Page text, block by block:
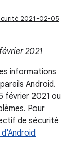
2021-02-05
2021
informations
Android.
février 2021 ou
Pour
de sécurité